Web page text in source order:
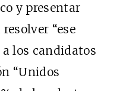
y presentar
“ese
a los candidatos
“Unidos